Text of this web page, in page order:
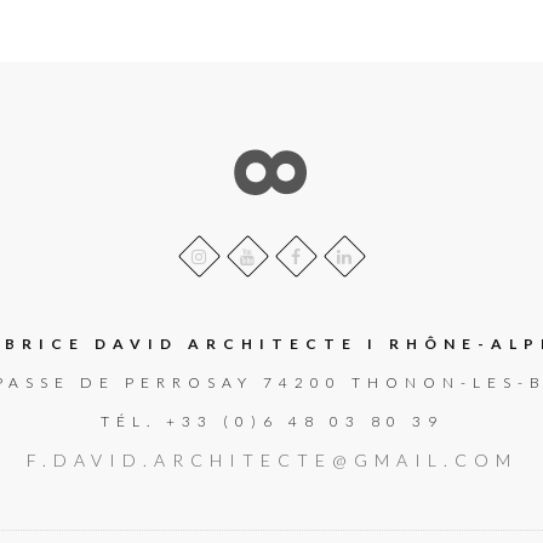
DAVID ARCHITECTE I RHÔNE-
DE PERROSAY 74200 THONON-LES-
TÉL. +33 (0)6 48 03 80 39
F.DAVID.ARCHITECTE@GMAIL.COM